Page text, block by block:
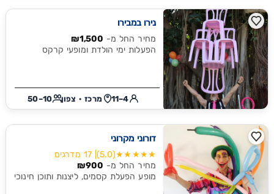
נירו במבירו
מחיר החל מ- ₪1,500
הפעלות ימי הולדת ומופעי קרקס
4–11 מרכז · צפון 10–50
דורוני מקרוני
★★★★★
(5.0)
| 17 מדרגים
מחיר החל מ- ₪900
מופע הפעלת קסמים, ליצנות ותוכן חינוכי